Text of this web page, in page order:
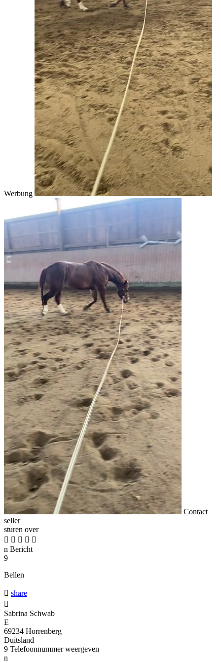
Werbung
Contact
seller
sturen over
    
n Bericht
9
Bellen
 share

Sabrina Schwab
E
69234 Horrenberg
Duitsland
9 Telefoonnummer weergeven
n